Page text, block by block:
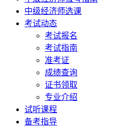
中级经济师选课
考试动态
考试报名
考试指南
准考证
成绩查询
证书领取
专业介绍
试听课程
备考指导